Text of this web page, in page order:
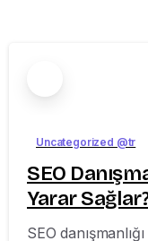
Uncategorized @tr
SEO
Yarar
SEO